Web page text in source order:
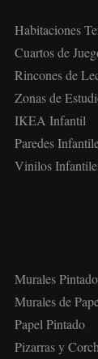
Habitaciones
Cuartos de
Rincones de
Zonas de
IKEA Infantil
Paredes
Vinilos
Murales
Murales de
Papel Pintado
Pizarras y